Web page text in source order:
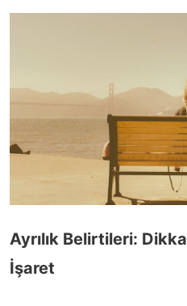
Ayrılık Belirtileri:
İşaret